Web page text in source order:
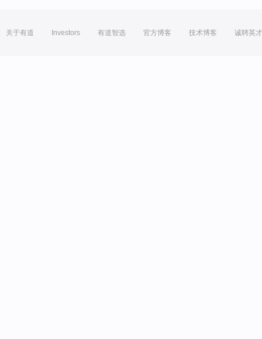
关于有道 Investors 有道智选 官方博客 技术博客 诚聘英才